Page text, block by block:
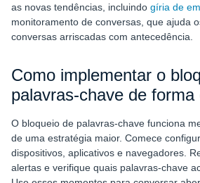
as novas tendências, incluindo gíria de
monitoramento de conversas, que ajuda
conversas arriscadas com antecedência.
Como implementar o
palavras-chave de forma
O bloqueio de palavras-chave funciona
de uma estratégia maior. Comece
dispositivos, aplicativos e navegadores.
alertas e verifique quais palavras-chave